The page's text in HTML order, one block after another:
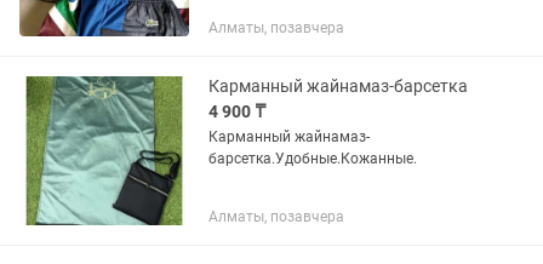
Алматы, позавчера
Карманный жайнамаз-барсетка
4 900 ₸
Карманный жайнамаз-
барсетка.Удобные.Кожанные.
Алматы, позавчера